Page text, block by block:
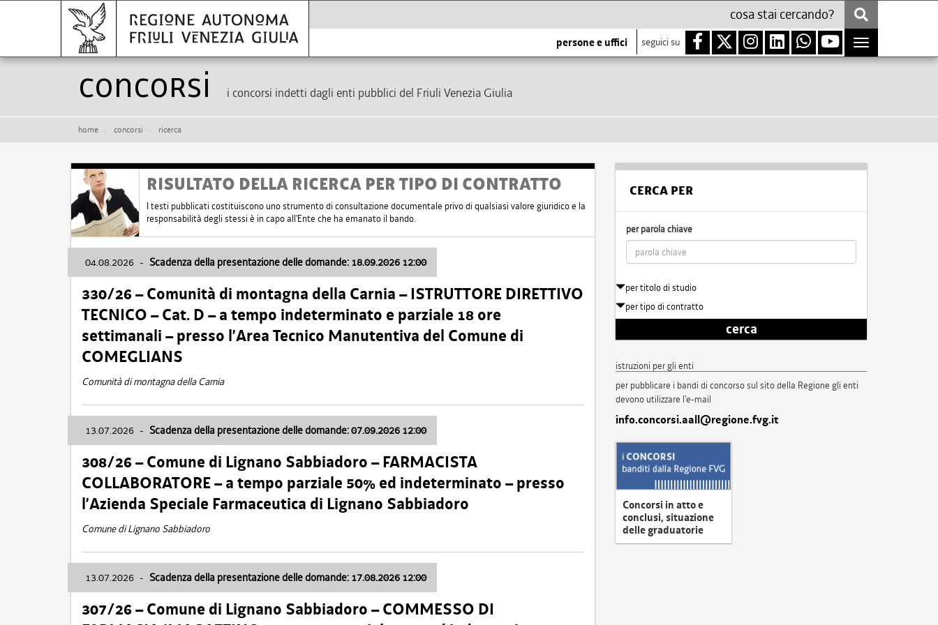
persone e uffici seguici su
Toggle
navigation
Concorsi i concorsi indetti dagli enti pubblici del Friuli Venezia Giulia
home concorsi ricerca
RISULTATO DELLA RICERCA PER TIPO DI CONTRATTO
I testi pubblicati costituiscono uno strumento di consultazione documentale privo di qualsiasi valore giuridico e la
responsabilità degli stessi è in capo all'Ente che ha emanato il bando.
04.08.2026 - Scadenza della presentazione delle domande: 18.09.2026 12:00
330/26 – Comunità di montagna della Carnia – ISTRUTTORE DIRETTIVO
TECNICO – Cat. D – a tempo indeterminato e parziale 18 ore
settimanali – presso l’Area Tecnico Manutentiva del Comune di
COMEGLIANS
Comunità di montagna della Carnia
13.07.2026 - Scadenza della presentazione delle domande: 07.09.2026 12:00
308/26 – Comune di Lignano Sabbiadoro – FARMACISTA
COLLABORATORE – a tempo parziale 50% ed indeterminato – presso
l’Azienda Speciale Farmaceutica di Lignano Sabbiadoro
Comune di Lignano Sabbiadoro
13.07.2026 - Scadenza della presentazione delle domande: 17.08.2026 12:00
307/26 – Comune di Lignano Sabbiadoro – COMMESSO DI
CERCA PER
per parola chiave
per titolo di studio
per tipo di contratto
cerca
istruzioni per gli enti
per pubblicare i bandi di concorso sul sito della Regione gli enti
devono utilizzare l'e-mail
info.concorsi.aall@regione.fvg.it
Concorsi in atto e
conclusi, situazione
delle graduatorie